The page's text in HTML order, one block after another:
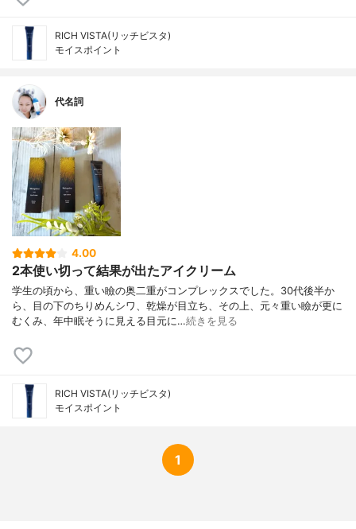
RICH VISTA(リッチビスタ)
モイスポイント
代名詞
4.00
2本使い切って結果が出たアイクリーム
学生の頃から、重い瞼の奥二重がコンプレックスでした。30代後半か
ら、目の下のちりめんシワ、乾燥が目立ち、その上、元々重い瞼が更に
むくみ、年中眠そうに見える目元に…続きを見る
RICH VISTA(リッチビスタ)
モイスポイント
1